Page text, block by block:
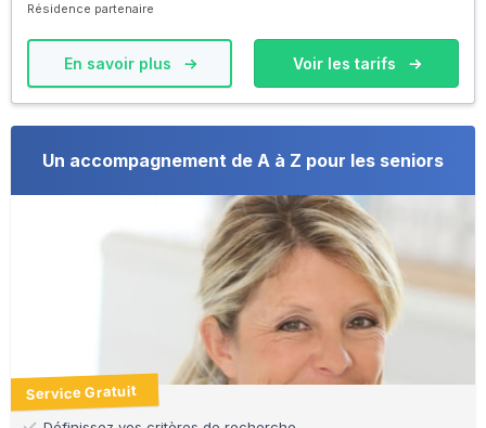
Résidence partenaire
En savoir plus Voir les tarifs
Un accompagnement de A à Z pour les seniors
Service Gratuit